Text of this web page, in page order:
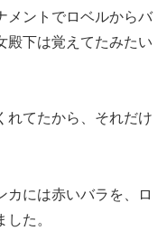
メントでロベルからバ
殿下は覚えてたみたい
れてたから、それだけ
カには赤いバラを、ロ
た。